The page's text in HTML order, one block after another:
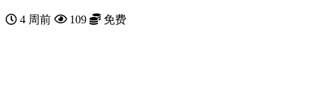
4 周前 109 免费